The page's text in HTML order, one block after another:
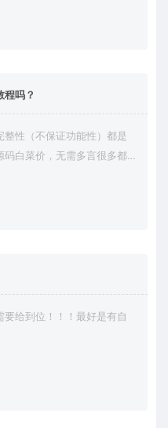
程吗？
性（不保证功能性）都是
白菜价，无需多言很多都
给到位！！！最好是有自